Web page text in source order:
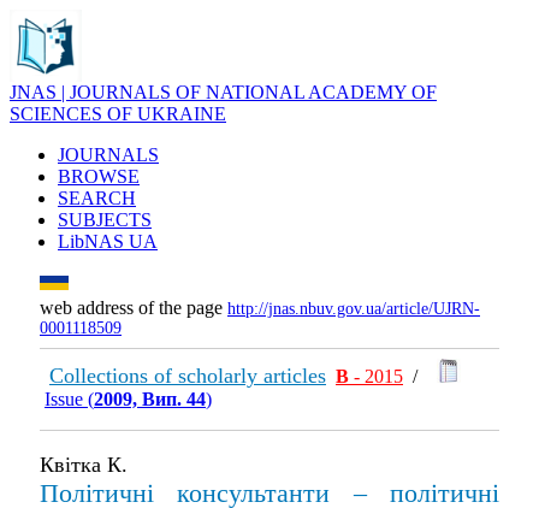
JNAS | JOURNALS OF NATIONAL ACADEMY OF
SCIENCES OF UKRAINE
JOURNALS
BROWSE
SEARCH
SUBJECTS
LibNAS UA
web address of the page http://jnas.nbuv.gov.ua/article/UJRN-
0001118509
Collections of scholarly articles В - 2015 /
Issue (2009, Вип. 44)
Квітка К.
Політичні консультанти – політичні